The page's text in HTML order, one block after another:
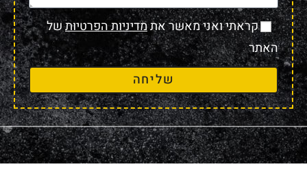
קראתי ואני מאשר אתמדיניות הפרטיותשל
האתר
שליחה